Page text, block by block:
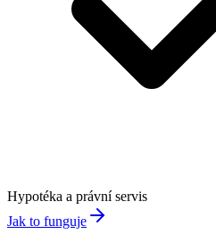
Hypotéka a právní servis
Jak to funguje